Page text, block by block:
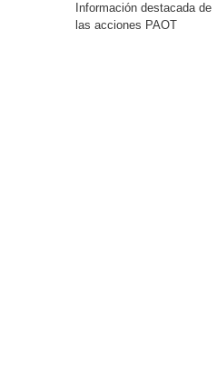
Información destacada de
las acciones PAOT